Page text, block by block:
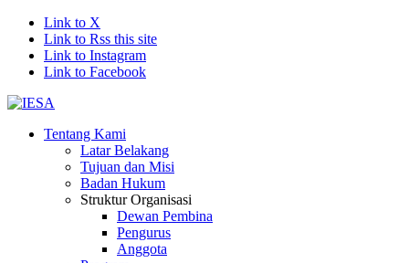
Link to X
Link to Rss this site
Link to Instagram
Link to Facebook
Tentang Kami
Latar Belakang
Tujuan dan Misi
Badan Hukum
Struktur Organisasi
Dewan Pembina
Pengurus
Anggota